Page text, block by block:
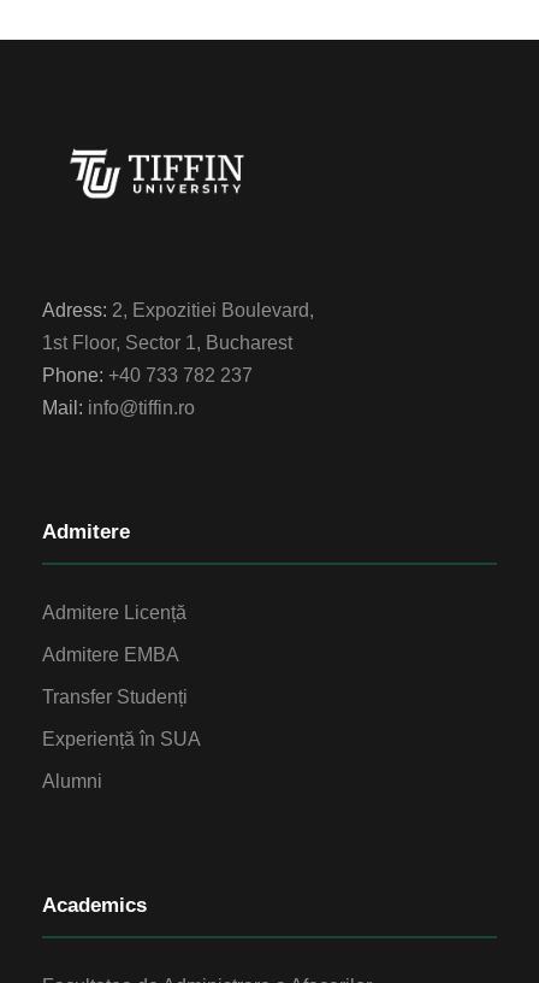
Adress: 2, Expozitiei Boulevard,
1st Floor, Sector 1, Bucharest
Phone: +40 733 782 237
Mail: info@tiffin.ro
Admitere
Admitere Licență
Admitere EMBA
Transfer Studenți
Experiență în SUA
Alumni
Academics